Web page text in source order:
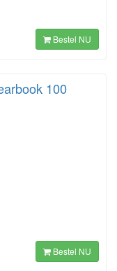
Bestel NU
100
Bestel NU